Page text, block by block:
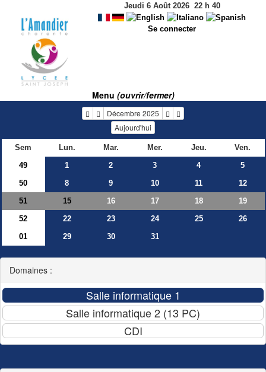
Jeudi 6 Août 2026 22h 40
Se connecter
Menu (ouvrir/fermer)
Décembre 2025
Aujourd'hui
Sem Lun. Mar. Mer. Jeu.
Ven.
49
1 2 3 4
5
50
8 9 10 11
12
51
15 16 17 18
19
52
22 23 24 25
26
01
29 30 31
Domaines :